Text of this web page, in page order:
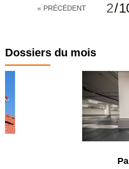
« PRÉCÉDENT 2/
Dossiers du mois
Parking et